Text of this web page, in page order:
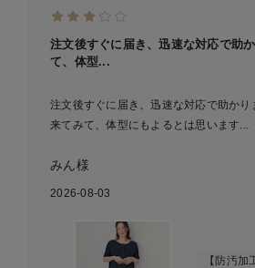
注文後すぐに届き、迅速な対応で助
て、体型...
注文後すぐに届き、迅速な対応で助かり
来てみて、体型にもよるとは思います...
みん様
2026-08-03
【防汚加